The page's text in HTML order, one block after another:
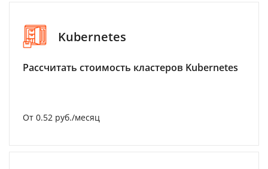
Kubernetes
Рассчитать стоимость кластеров Kubernetes
От 0.52 руб./месяц